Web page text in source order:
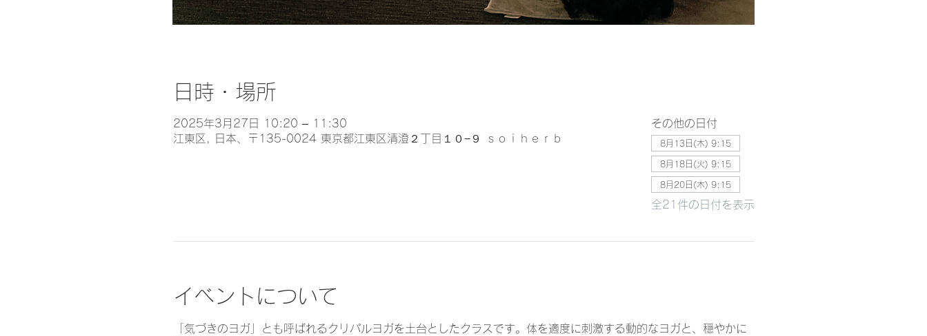
日時・場所
2025年3月27日 10:20 – 11:30
江東区, 日本、〒135-0024 東京都江東区清澄２丁目１０−９ ｓｏｉｈｅｒｂ
その他の日付
8月13日(木) 9:15
8月18日(火) 9:15
8月20日(木) 9:15
全21件の日付を表示
イベントについて
「気づきのヨガ」とも呼ばれるクリパルヨガを土台としたクラスです。体を適度に刺激する動的なヨガと、穏やかに